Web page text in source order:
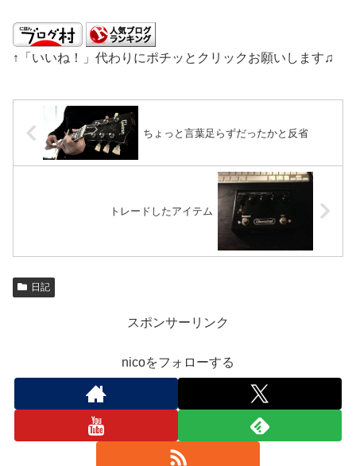
↑「いいね！」代わりにポチッとクリックお願いします♫
ちょっと言葉足らずだったかと反省
トレードしたアイテム
日記
スポンサーリンク
nicoをフォローする